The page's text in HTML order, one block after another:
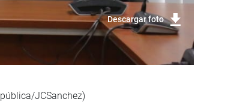
Descargar foto
JCSanchez)